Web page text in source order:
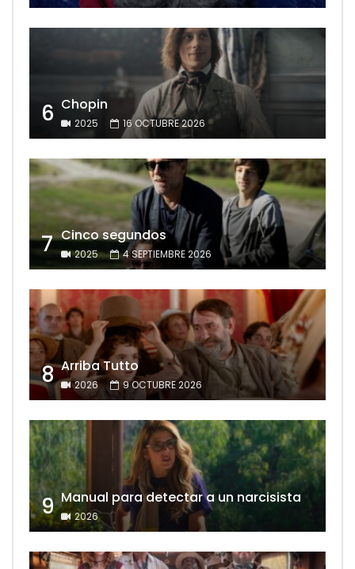
6 Chopin
2025 16 OCTUBRE 2026
7 Cinco segundos
2025 4 SEPTIEMBRE 2026
8 Arriba Tutto
2026 9 OCTUBRE 2026
9 Manual para detectar a un narcisista
2026